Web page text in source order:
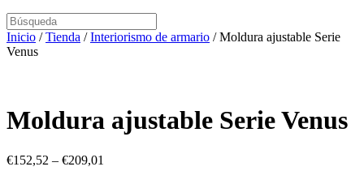
Inicio /Tienda /Interiorismo de armario / Moldura ajustable Serie
Venus
Moldura ajustable Serie Venus
€152,52 – €209,01